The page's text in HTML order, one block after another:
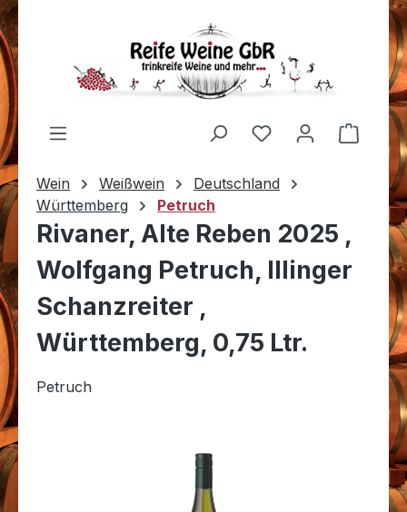
Zum Hauptinhalt springen
Du hast 0
Wein Weißwein
Deutschland
Württemberg
Petruch
Rivaner, Alte Reben 2025 ,
Wolfgang Petruch, Illinger
Schanzreiter ,
Württemberg, 0,75 Ltr.
Petruch